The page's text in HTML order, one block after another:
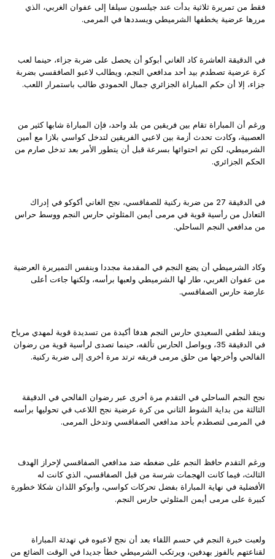
فقط من تمريرة ثلاثية بدأت عند جيلسون سيلفا إلى عفوان الغربي، الذي
مررها عرضية يخطفها الشرميطي ويسددها في المرمى.
في الدقيقة العاشرة كاد الغاني أبوكو أن يحصل على ضربة جزاء، حينما لعب
كرة عرضية تصطدم بيد أحد مدافعي النجم، ويطالب لاعبو الصافقسي بضربة
جزاء، إلا أن حكم المباراة الجزائري جمال الحمودي طالب باستمرار اللعب.
ورغم أن المباراة تقام بين فريقين من بلد واحد، فإن المباراة شابها كثير من
العصبية، وكادت تحدث أزمة بين لاعبي الفريقين لتدخل كواسي بلازا مع أمين
الشرميطي، لكن تم احتوائها بسرعة قبل أن يتطور الأمر بعد تدخل صارم من
الحكم الجزائري.
في الدقيقة 27 من ضربة ركنية للصفاقسي، نجح الغاني أكوكو في إدراك
التعادل من رأسية قوية في مرمى أيمن المثلوثي حارس النجم ووسط حراس
من مدافعي النجم الساحلي.
وكاد الشرميطي أن يضع النجم في المقدمة مجددا وبنفس التميريرة العرضية
من عفوان الغربي، طار لها الشرميطي ولعبها برأسه، ولكنها جاءت أعلى
عارضة حارس الصفاقسي.
وينقذ لطفي السعيدي حارس النجم هدفا أكيدة من تسديدة قوية لمهدي مرياح
في الدقيقة 35، ويواصل الحارس تألقه، حينما تصدى لرأسية قوية من رضوان
الفالحي وأخرجها من حلق مرمى فريقه ترتد مرة أخرى إلى ضربة ركنية.
نجح النجم الساحلي في التقدم مرة أخرى عبر رضوان الفالحي في الدقيقة
الثالثة من بداية الشوط الثاني من كرة عرضية نجح اللاعب في تحوليها برأسه
في المرمى لتصطدم بأحد مدافعي الصفاقسي وتدخل المرمى.
ورغم التقدم حافظ النجم على ضغطه ضد مدافعي الصفاقسي لإحراز الهدف
الثالث، فيما كانت الهجمات شرسة من قبل الصفاقسي، الذي كانت له
الأفضلية في نهاية المباراة بفضل تحركات كواسي، وأبوكو اللذان شكلا خطورة
كبيرة على مرمى أيمن المثلوثي حارس النجم.
ولعبت خبرة النجم في حسم اللقاء بعد أن نجح لاعبوه في تهدئة المباراة
لقناعتهم بالفوز بهدفين، ويرتكب الشرميطي خطأ جديدا في الوقت الضائع من